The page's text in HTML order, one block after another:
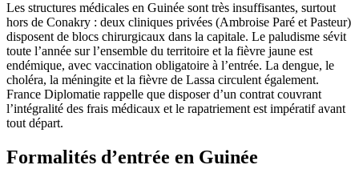
Les structures médicales en Guinée sont très insuffisantes, surtout
hors de Conakry : deux cliniques privées (Ambroise Paré et Pasteur)
disposent de blocs chirurgicaux dans la capitale. Le paludisme sévit
toute l’année sur l’ensemble du territoire et la fièvre jaune est
endémique, avec vaccination obligatoire à l’entrée. La dengue, le
choléra, la méningite et la fièvre de Lassa circulent également.
France Diplomatie rappelle que disposer d’un contrat couvrant
l’intégralité des frais médicaux et le rapatriement est impératif avant
tout départ.
Formalités d’entrée en Guinée